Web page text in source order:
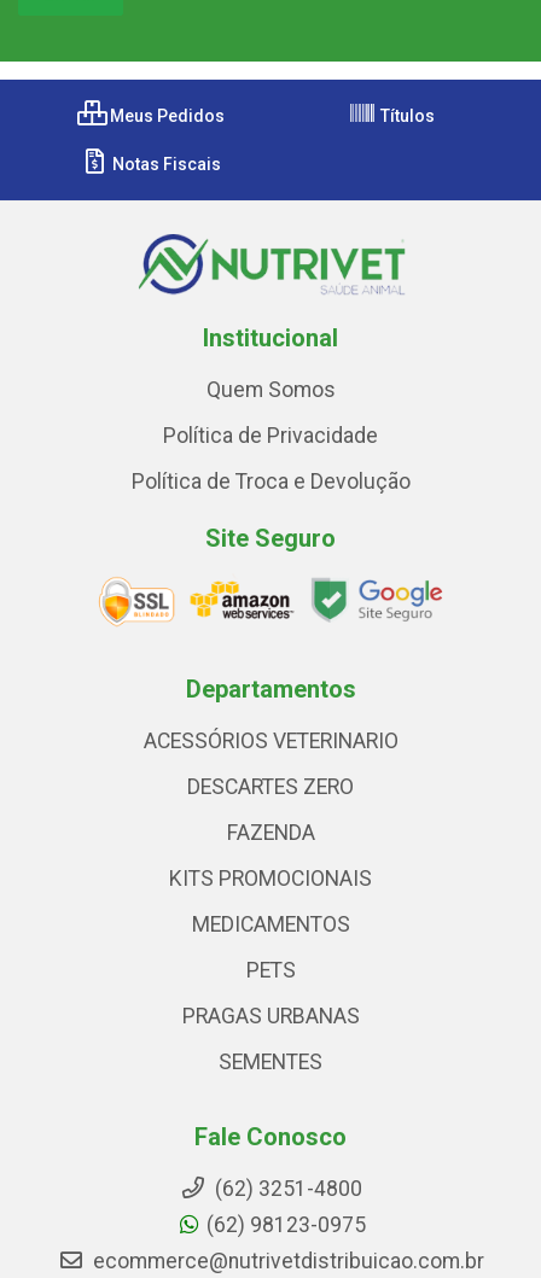
Meus Pedidos Títulos
Notas Fiscais
Institucional
Quem Somos
Política de Privacidade
Política de Troca e Devolução
Site Seguro
Departamentos
ACESSÓRIOS VETERINARIO
DESCARTES ZERO
FAZENDA
KITS PROMOCIONAIS
MEDICAMENTOS
PETS
PRAGAS URBANAS
SEMENTES
Fale Conosco
(62) 3251-4800
(62) 98123-0975
ecommerce@nutrivetdistribuicao.com.br